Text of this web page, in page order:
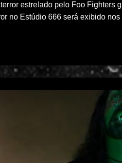
estrelado pelo Foo Fighters
no Estúdio 666 será exibido